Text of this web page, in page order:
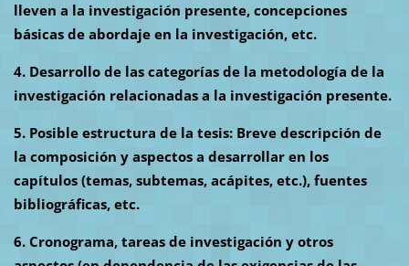
lleven a la investigación presente, concepciones
básicas de abordaje en la investigación, etc.
4. Desarrollo de las categorías de la metodología de la
investigación relacionadas a la investigación presente.
5. Posible estructura de la tesis: Breve descripción de
la composición y aspectos a desarrollar en los
capítulos (temas, subtemas, acápites, etc.), fuentes
bibliográficas, etc.
6. Cronograma, tareas de investigación y otros